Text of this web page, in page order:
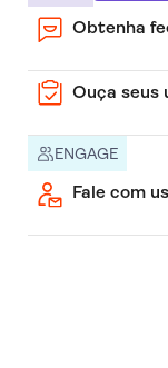
Obtenha
Ouça seus
ENGAGE
Fale com